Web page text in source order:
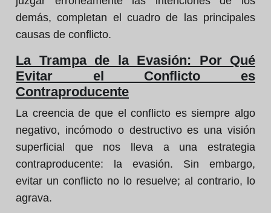
demás, completan el cuadro de las principales
causas de conflicto.
La Trampa de la Evasión: Por Qué
Evitar el Conflicto es
Contraproducente
La creencia de que el conflicto es siempre algo
negativo, incómodo o destructivo es una visión
superficial que nos lleva a una estrategia
contraproducente: la evasión. Sin embargo,
evitar un conflicto no lo resuelve; al contrario, lo
agrava.